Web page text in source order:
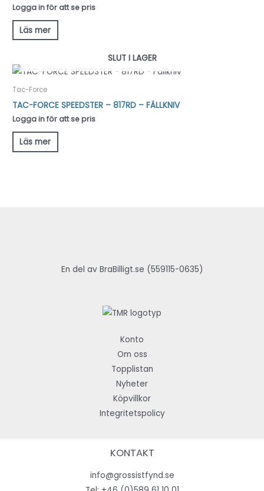
Logga in för att se pris
Läs mer
SLUT I LAGER
Tac-Force
TAC-FORCE SPEEDSTER – 817RD – FÄLLKNIV
Logga in för att se pris
Läs mer
En del av BraBilligt.se (559115-0635)
Konto
Om oss
Topplistan
Nyheter
Köpvillkor
Integritetspolicy
KONTAKT
info@grossistfynd.se